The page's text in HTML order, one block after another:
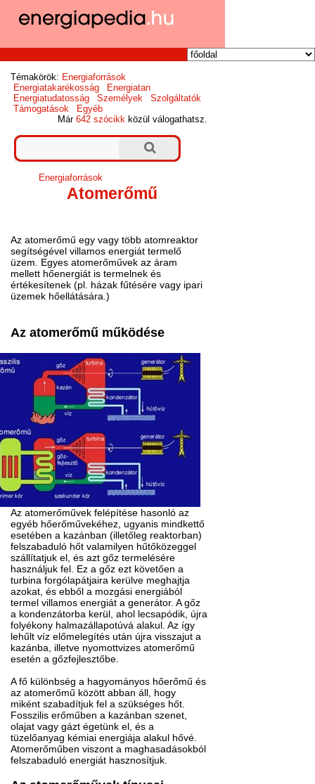
Témakörök: Energiaforrások
Energiatakarékosság
Energiatan
Energiatudatosság
Személyek
Szolgáltatók
Támogatások
Egyéb
Már642 szócikk közül válogathatsz.
Energiaforrások
Atomerőmű
Az atomerőmű egy vagy több atomreaktor
segítségével villamos energiát termelő
üzem. Egyes atomerőművek az áram
mellett hőenergiát is termelnek és
értékesítenek (pl. házak fűtésére vagy ipari
üzemek hőellátására.)
Az atomerőmű működése
Az atomerőművek felépítése hasonló az
egyéb hőerőművekéhez, ugyanis mindkettő
esetében a kazánban (illetőleg reaktorban)
felszabaduló hőt valamilyen hűtőközeggel
szállítatjuk el, és azt gőz termelésére
használjuk fel. Ez a gőz ezt követően a
turbina forgólapátjaira kerülve meghajtja
azokat, és ebből a mozgási energiából
termel villamos energiát a generátor. A gőz
a kondenzátorba kerül, ahol lecsapódik, újra
folyékony halmazállapotúvá alakul. Az így
lehűlt víz előmelegítés után újra visszajut a
kazánba, illetve nyomottvizes atomerőmű
esetén a gőzfejlesztőbe.
A fő különbség a hagyományos hőerőmű és
az atomerőmű között abban áll, hogy
miként szabadítjuk fel a szükséges hőt.
Fosszilis erőműben a kazánban szenet,
olajat vagy gázt égetünk el, és a
tüzelőanyag kémiai energiája alakul hővé.
Atomerőműben viszont a maghasadásokból
felszabaduló energiát hasznosítjuk.